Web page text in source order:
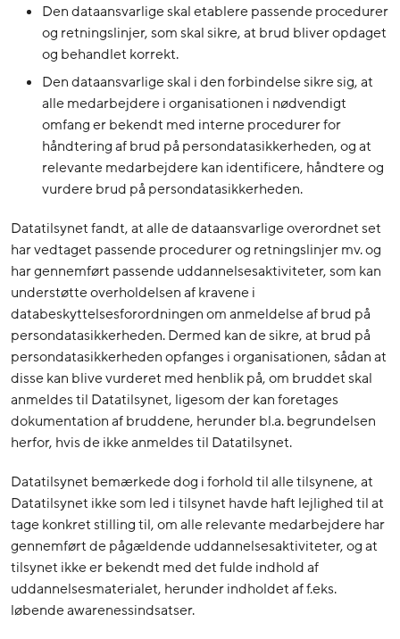
Den dataansvarlige skal etablere passende procedurer
og retningslinjer, som skal sikre, at brud bliver opdaget
og behandlet korrekt.
Den dataansvarlige skal i den forbindelse sikre sig, at
alle medarbejdere i organisationen i nødvendigt
omfang er bekendt med interne procedurer for
håndtering af brud på persondatasikkerheden, og at
relevante medarbejdere kan identificere, håndtere og
vurdere brud på persondatasikkerheden.
Datatilsynet fandt, at alle de dataansvarlige overordnet set
har vedtaget passende procedurer og retningslinjer mv. og
har gennemført passende uddannelsesaktiviteter, som kan
understøtte overholdelsen af kravene i
databeskyttelsesforordningen om anmeldelse af brud på
persondatasikkerheden. Dermed kan de sikre, at brud på
persondatasikkerheden opfanges i organisationen, sådan at
disse kan blive vurderet med henblik på, om bruddet skal
anmeldes til Datatilsynet, ligesom der kan foretages
dokumentation af bruddene, herunder bl.a. begrundelsen
herfor, hvis de ikke anmeldes til Datatilsynet.
Datatilsynet bemærkede dog i forhold til alle tilsynene, at
Datatilsynet ikke som led i tilsynet havde haft lejlighed til at
tage konkret stilling til, om alle relevante medarbejdere har
gennemført de pågældende uddannelsesaktiviteter, og at
tilsynet ikke er bekendt med det fulde indhold af
uddannelsesmaterialet, herunder indholdet af f.eks.
løbende awarenessindsatser.